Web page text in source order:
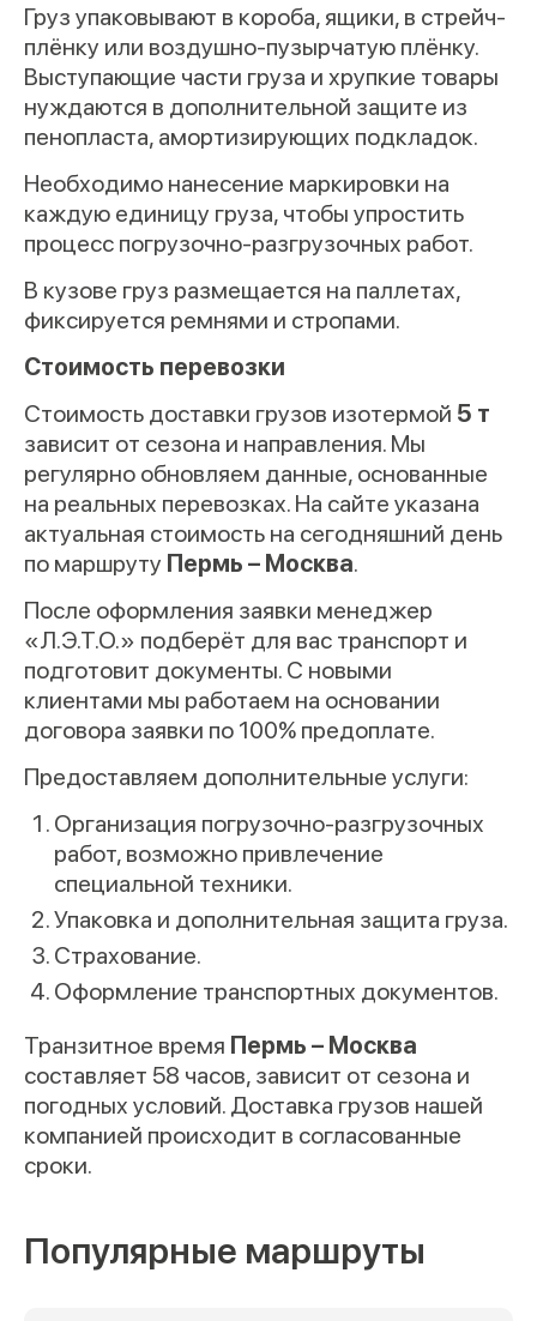
Груз упаковывают в короба, ящики, в стрейч-
плёнку или воздушно-пузырчатую плёнку.
Выступающие части груза и хрупкие товары
нуждаются в дополнительной защите из
пенопласта, амортизирующих подкладок.
Необходимо нанесение маркировки на
каждую единицу груза, чтобы упростить
процесс погрузочно-разгрузочных работ.
В кузове груз размещается на паллетах,
фиксируется ремнями и стропами.
Стоимость перевозки
Стоимость доставки грузов изотермой 5 т
зависит от сезона и направления. Мы
регулярно обновляем данные, основанные
на реальных перевозках. На сайте указана
актуальная стоимость на сегодняшний день
по маршруту Пермь – Москва.
После оформления заявки менеджер
«Л.Э.Т.О.» подберёт для вас транспорт и
подготовит документы. С новыми
клиентами мы работаем на основании
договора заявки по 100% предоплате.
Предоставляем дополнительные услуги:
Организация погрузочно-разгрузочных
работ, возможно привлечение
специальной техники.
Упаковка и дополнительная защита груза.
Страхование.
Оформление транспортных документов.
Транзитное время Пермь – Москва
составляет 58 часов, зависит от сезона и
погодных условий. Доставка грузов нашей
компанией происходит в согласованные
сроки.
Популярные маршруты